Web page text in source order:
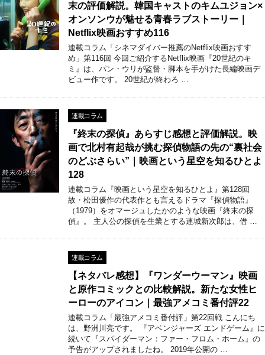
末の評価解説。韓国キャストのキムユジョン×
オンソンウが魅せる青春ラブストーリー｜
Netflix映画おすすめ116
連載コラム「シネマダイバー推薦のNetflix映画おすす
め」第116回 今回ご紹介するNetflix映画『20世紀のキ
ミ』は、パン・ウリが監督・脚本を手がけた長編映画デ
ビュー作です。 20世紀が終わろ …
連載コラム
『終末の探偵』あらすじ感想と評価解説。映
画で北村有起哉が挑む探偵物語の先の“裏社会
のどぶさらい”｜映画という星空を知るひとよ
128
連載コラム『映画という星空を知るひとよ』第128回
故・松田優作の代表作とも言えるドラマ『探偵物語』
（1979）をオマージュしたかのような映画『終末の探
偵』。 主人公の探偵を生業とする連城新次郎は、借 …
連載コラム
【ネタバレ感想】『ワンダーウーマン』映画
と原作コミックとの比較解説。新たな女性ヒ
ーローのアイコン｜最強アメコミ番付評22
連載コラム「最強アメコミ番付評」第22回戦 こんにち
は、野洲川亮です。 『アベンジャーズ エンドゲーム』に
続いて『スパイダーマン：ファー・フロム・ホーム』の
予告がアップされましたね。 2019年公開の …